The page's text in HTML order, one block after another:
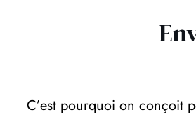
salons de coiffure Jean Louis David :
un coiffeur qui les conseille sur les coupes
C’est pourquoi on conçoit